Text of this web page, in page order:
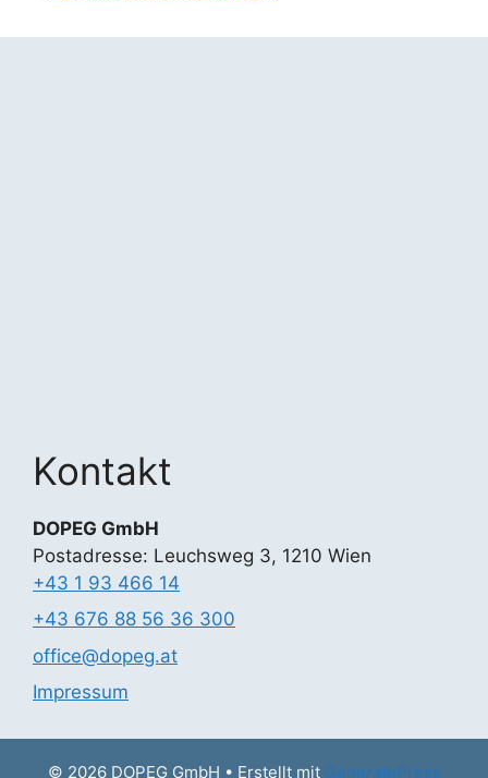
Kontakt
DOPEG GmbH
Postadresse: Leuchsweg 3, 1210 Wien
+43 1 93 466 14
+43 676 88 56 36 300
office@dopeg.at
Impressum
© 2026 DOPEG GmbH • Erstellt mit GeneratePress